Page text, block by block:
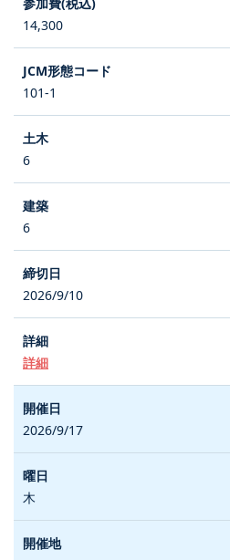
14,300
101-1
6
6
2026/9/10
詳細
2026/9/17
木